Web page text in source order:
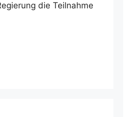
die Teilnahme